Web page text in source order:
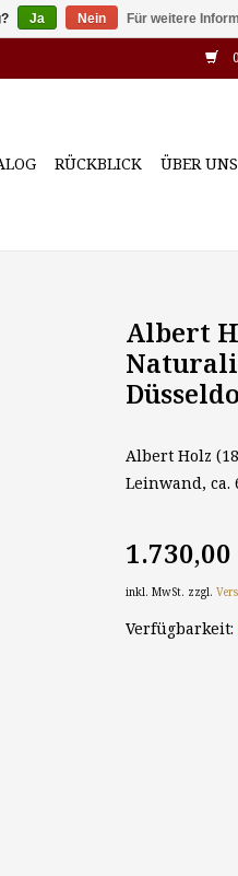
RÜCKBLICK ÜBER UNS
Albert
Albert Holz
Leinwand, ca.
1.730,00
inkl. MwSt. zzgl.
Verfügbarkeit:
Ja Nein Für weitere